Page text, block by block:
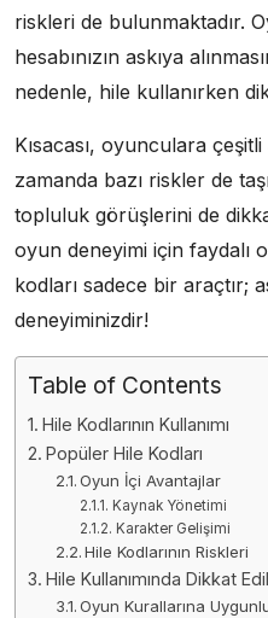
riskleri de bulunmaktadır.
hesabınızın askıya
nedenle, hile kullanırken
Kısacası, oyunculara
zamanda bazı riskler de
topluluk görüşlerini de
oyun deneyimi için faydalı
kodları sadece bir araçtır;
deneyiminizdir!
Table of Contents
Hile Kodlarının Kullanımı
Popüler Hile Kodları
Oyun İçi Avantajlar
Kaynak Yönetimi
Karakter Gelişimi
Hile Kodlarının Riskleri
Hile Kullanımında Dikkat
Oyun Kurallarına